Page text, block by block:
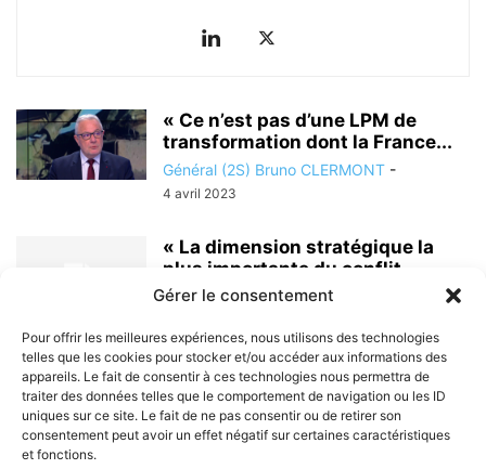
Gérer le consentement
Pour offrir les meilleures expériences, nous utilisons des technologies
telles que les cookies pour stocker et/ou accéder aux informations des
appareils. Le fait de consentir à ces technologies nous permettra de
traiter des données telles que le comportement de navigation ou les ID
uniques sur ce site. Le fait de ne pas consentir ou de retirer son
consentement peut avoir un effet négatif sur certaines caractéristiques
et fonctions.
« Ce n’est pas d’une LPM de
transformation dont la France...
Général (2S) Bruno CLERMONT -
4 avril 2023
« La dimension stratégique la
plus importante du conflit
ukrainien a été...
19 février 2023